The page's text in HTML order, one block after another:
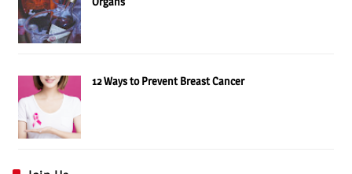
12 Ways to Prevent Breast Cancer